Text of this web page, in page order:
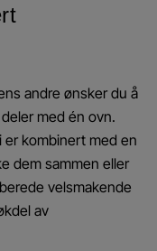
andre ønsker du å
med én ovn.
kombinert med en
dem sammen eller
velsmakende
av